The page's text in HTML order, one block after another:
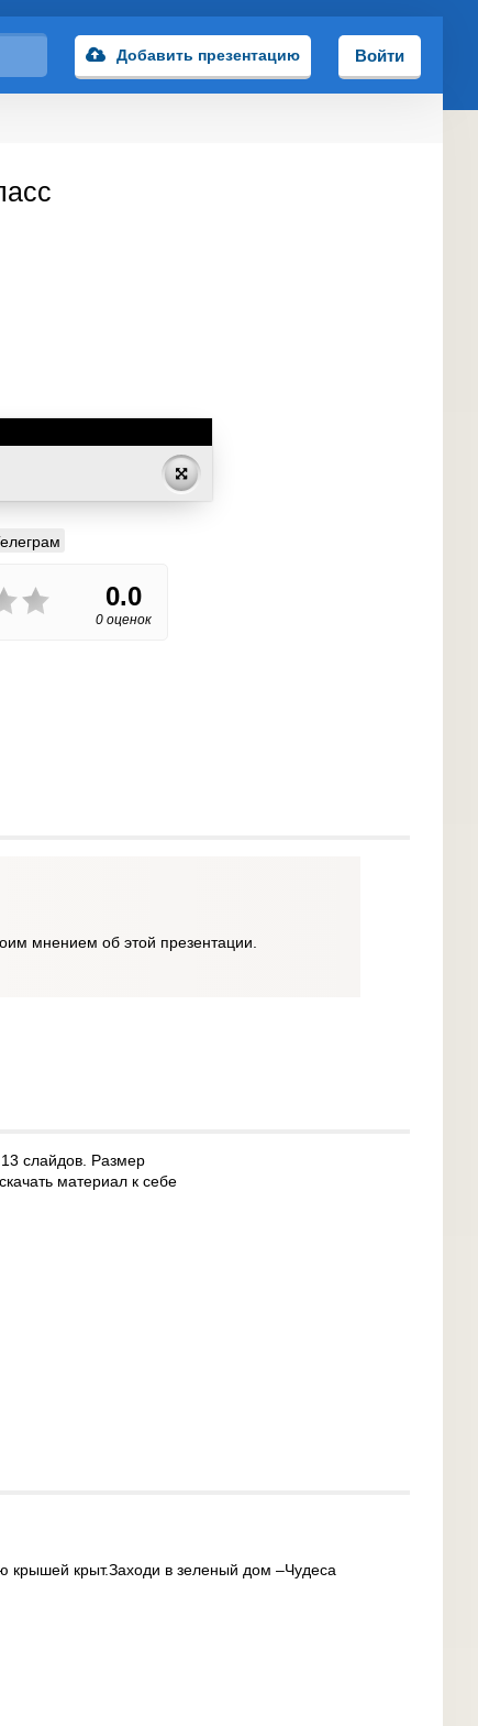
Добавить презентацию Войти
0.0
0 оценок
мнением об этой презентации.
слайдов. Размер
материал к себе
крышей крыт.Заходи в зеленый дом –Чудеса